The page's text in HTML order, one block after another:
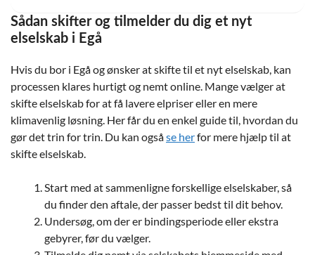
Sådan skifter og tilmelder du dig et nyt
elselskab i Egå
Hvis du bor i Egå og ønsker at skifte til et nyt elselskab, kan
processen klares hurtigt og nemt online. Mange vælger at
skifte elselskab for at få lavere elpriser eller en mere
klimavenlig løsning. Her får du en enkel guide til, hvordan du
gør det trin for trin. Du kan ogsåse herfor mere hjælp til at
skifte elselskab.
Start med at sammenligne forskellige elselskaber, så
du finder den aftale, der passer bedst til dit behov.
Undersøg, om der er bindingsperiode eller ekstra
gebyrer, før du vælger.